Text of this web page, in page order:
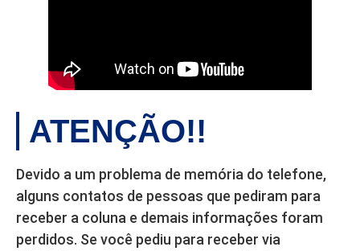
ATENÇÃO!!
Devido a um problema de memória do telefone,
alguns contatos de pessoas que pediram para
receber a coluna e demais informações foram
perdidos. Se você pediu para receber via